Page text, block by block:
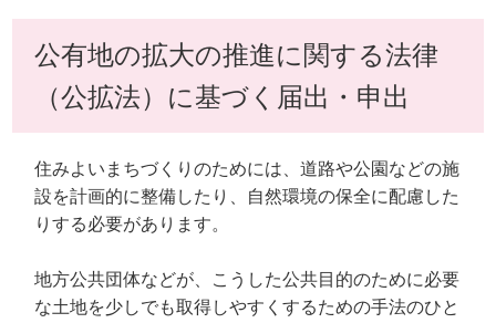
公有地の拡大の推進に関する法律
（公拡法）に基づく届出・申出
住みよいまちづくりのためには、道路や公園などの施
設を計画的に整備したり、自然環境の保全に配慮した
りする必要があります。
地方公共団体などが、こうした公共目的のために必要
な土地を少しでも取得しやすくするための手法のひと